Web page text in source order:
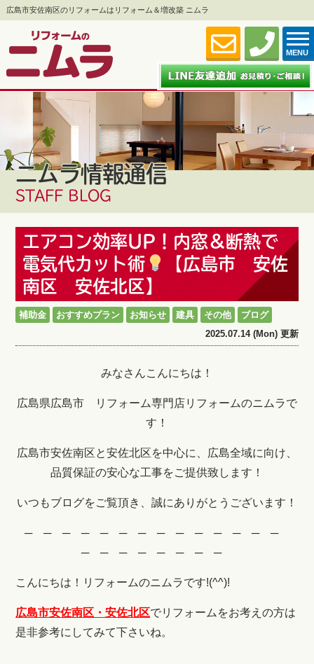
広島市安佐南区のリフォームはリフォーム＆増改築 ニムラ
MENU
ニムラ情報通信
STAFF BLOG
エアコン効率UP！内窓＆断熱で
電気代カット術
【広島市 安佐
南区 安佐北区】
補助金 おすすめプラン お知らせ 建具 その他
ブログ
2025.07.14 (Mon) 更新
みなさんこんにちは！
広島県広島市 リフォーム専門店リフォームのニムラで
す！
広島市安佐南区と安佐北区を中心に、広島全域に向け、
品質保証の安心な工事をご提供致します！
いつもブログをご覧頂き、誠にありがとうございます！
─ ─ ─ ─ ─ ─ ─ ─ ─ ─ ─ ─ ─ ─
─ ─ ─ ─ ─ ─ ─ ─
こんにちは！リフォームのニムラです!(^^)!
広島市安佐南区・安佐北区でリフォームをお考えの方は
是非参考にしてみて下さいね。